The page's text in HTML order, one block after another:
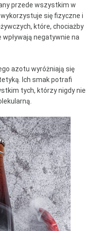
przede wszystkim w
wykorzystuje się fizyczne i
które, chociażby
negatywnie na
azotu wyróżniają się
Ich smak potrafi
tych, którzy nigdy nie